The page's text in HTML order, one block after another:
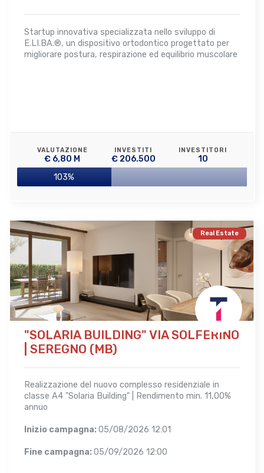
Startup innovativa specializzata nello sviluppo di
E.LI.BA.®, un dispositivo ortodontico progettato per
migliorare postura, respirazione ed equilibrio muscolare
VALUTAZIONE
€ 6,80 M
INVESTITI
€ 206.500
INVESTITORI
10
103%
Real Estate
"SOLARIA BUILDING" VIA SOLFERINO
| SEREGNO (MB)
Realizzazione del nuovo complesso residenziale in
classe A4 "Solaria Building" | Rendimento min. 11,00%
annuo
Inizio campagna:05/08/2026 12:01
Fine campagna:05/09/2026 12:00